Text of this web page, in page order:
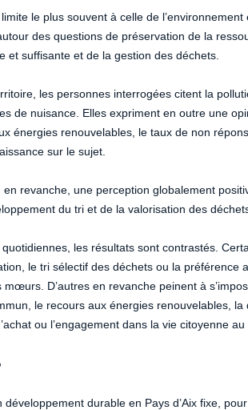
le plus souvent à celle de
des questions de préservation de la
et suffisante et de la gestion des déchets.
les personnes interrogées citent la
de nuisance. Elles expriment en outre une
énergies renouvelables, le taux de non
sur le sujet.
en revanche, une perception globalement
du tri et de la valorisation des
les résultats sont contrastés.
le tri sélectif des déchets ou la préférence
D’autres en revanche peinent à
le recours aux énergies renouvelables,
ou l’engagement dans la vie citoyenne au
développement durable en Pays d’Aix fixe,